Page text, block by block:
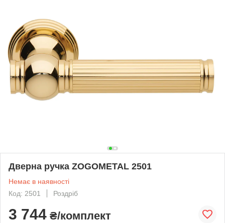
Дверна ручка ZOGOMETAL 2501
Немає в наявності
Код: 2501
Роздріб
3 744 ₴/комплект